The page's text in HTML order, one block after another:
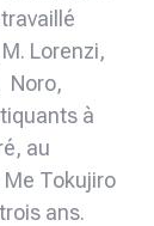
Lorenzi,
Noro,
à
au
Tokujiro
ans.